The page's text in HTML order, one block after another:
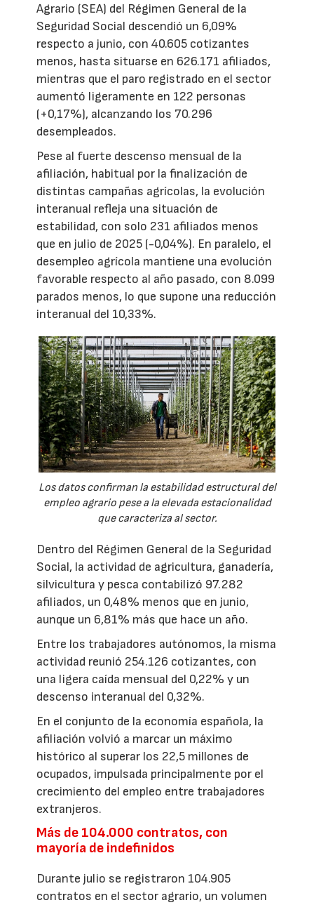
Agrario (SEA) del Régimen General de la
Seguridad Social descendió un 6,09%
respecto a junio, con 40.605 cotizantes
menos, hasta situarse en 626.171 afiliados,
mientras que el paro registrado en el sector
aumentó ligeramente en 122 personas
(+0,17%), alcanzando los 70.296
desempleados.
Pese al fuerte descenso mensual de la
afiliación, habitual por la finalización de
distintas campañas agrícolas, la evolución
interanual refleja una situación de
estabilidad, con solo 231 afiliados menos
que en julio de 2025 (-0,04%). En paralelo, el
desempleo agrícola mantiene una evolución
favorable respecto al año pasado, con 8.099
parados menos, lo que supone una reducción
interanual del 10,33%.
Los datos confirman la estabilidad estructural del
empleo agrario pese a la elevada estacionalidad
que caracteriza al sector.
Dentro del Régimen General de la Seguridad
Social, la actividad de agricultura, ganadería,
silvicultura y pesca contabilizó 97.282
afiliados, un 0,48% menos que en junio,
aunque un 6,81% más que hace un año.
Entre los trabajadores autónomos, la misma
actividad reunió 254.126 cotizantes, con
una ligera caída mensual del 0,22% y un
descenso interanual del 0,32%.
En el conjunto de la economía española, la
afiliación volvió a marcar un máximo
histórico al superar los 22,5 millones de
ocupados, impulsada principalmente por el
crecimiento del empleo entre trabajadores
extranjeros.
Más de 104.000 contratos, con
mayoría de indefinidos
Durante julio se registraron 104.905
contratos en el sector agrario, un volumen